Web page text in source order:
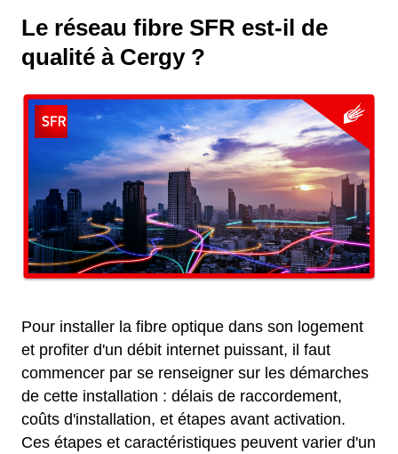
Le réseau fibre SFR est-il de
qualité à Cergy ?
Pour installer la fibre optique dans son logement
et profiter d'un débit internet puissant, il faut
commencer par se renseigner sur les démarches
de cette installation : délais de raccordement,
coûts d'installation, et étapes avant activation.
Ces étapes et caractéristiques peuvent varier d'un